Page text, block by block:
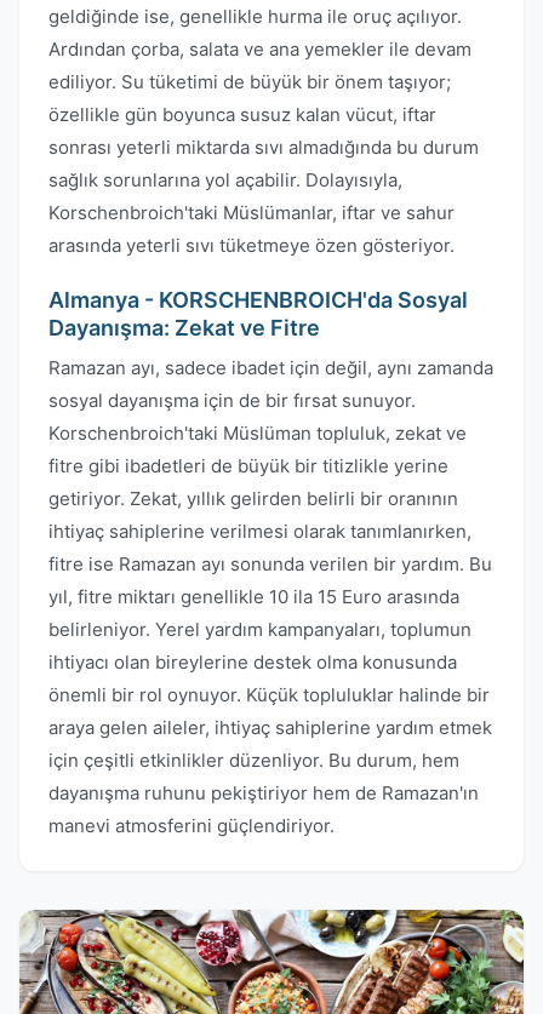
geldiğinde ise, genellikle hurma ile oruç açılıyor.
Ardından çorba, salata ve ana yemekler ile devam
ediliyor. Su tüketimi de büyük bir önem taşıyor;
özellikle gün boyunca susuz kalan vücut, iftar
sonrası yeterli miktarda sıvı almadığında bu durum
sağlık sorunlarına yol açabilir. Dolayısıyla,
Korschenbroich'taki Müslümanlar, iftar ve sahur
arasında yeterli sıvı tüketmeye özen gösteriyor.
Almanya - KORSCHENBROICH'da Sosyal
Dayanışma: Zekat ve Fitre
Ramazan ayı, sadece ibadet için değil, aynı zamanda
sosyal dayanışma için de bir fırsat sunuyor.
Korschenbroich'taki Müslüman topluluk, zekat ve
fitre gibi ibadetleri de büyük bir titizlikle yerine
getiriyor. Zekat, yıllık gelirden belirli bir oranının
ihtiyaç sahiplerine verilmesi olarak tanımlanırken,
fitre ise Ramazan ayı sonunda verilen bir yardım. Bu
yıl, fitre miktarı genellikle 10 ila 15 Euro arasında
belirleniyor. Yerel yardım kampanyaları, toplumun
ihtiyacı olan bireylerine destek olma konusunda
önemli bir rol oynuyor. Küçük topluluklar halinde bir
araya gelen aileler, ihtiyaç sahiplerine yardım etmek
için çeşitli etkinlikler düzenliyor. Bu durum, hem
dayanışma ruhunu pekiştiriyor hem de Ramazan'ın
manevi atmosferini güçlendiriyor.